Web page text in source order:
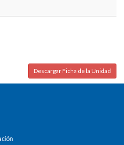
Descargar Ficha de la Unidad